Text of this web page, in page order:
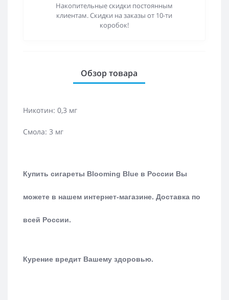
Накопительные скидки постоянным
клиентам. Скидки на заказы от 10-ти
коробок!
Обзор товара
Никотин: 0,3 мг
Смола: 3 мг
Купить сигареты Blooming Blue в России Вы
можете в нашем интернет-магазине. Доставка по
всей России.
Курение вредит Вашему здоровью.